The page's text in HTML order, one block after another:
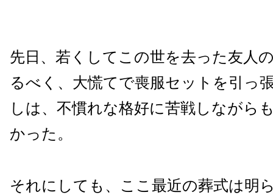
先日、若くしてこの世を去った友人
るべく、大慌てで喪服セットを引っ
しは、不慣れな格好に苦戦しながら
かった。
それにしても、ここ最近の葬式は明